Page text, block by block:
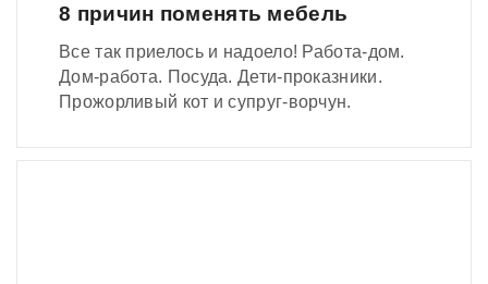
8 причин поменять мебель
Все так приелось и надоело! Работа-дом.
Дом-работа. Посуда. Дети-проказники.
Прожорливый кот и супруг-ворчун.